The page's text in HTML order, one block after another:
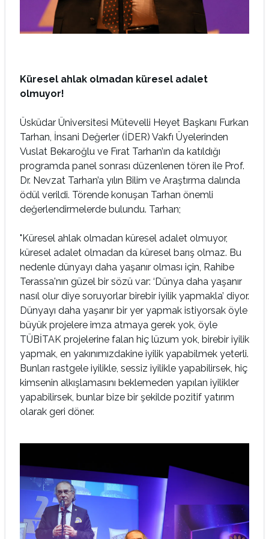
Küresel ahlak olmadan küresel adalet
olmuyor!
Üsküdar Üniversitesi Mütevelli Heyet Başkanı Furkan
Tarhan, İnsani Değerler (İDER) Vakfı Üyelerinden
Vuslat Bekaroğlu ve Fırat Tarhan’ın da katıldığı
programda panel sonrası düzenlenen tören ile Prof.
Dr. Nevzat Tarhan’a yılın Bilim ve Araştırma dalında
ödül verildi. Törende konuşan Tarhan önemli
değerlendirmelerde bulundu. Tarhan;
"Küresel ahlak olmadan küresel adalet olmuyor,
küresel adalet olmadan da küresel barış olmaz. Bu
nedenle dünyayı daha yaşanır olması için, Rahibe
Terassa'nın güzel bir sözü var: ‘Dünya daha yaşanır
nasıl olur diye soruyorlar birebir iyilik yapmakla’ diyor.
Dünyayı daha yaşanır bir yer yapmak istiyorsak öyle
büyük projelere imza atmaya gerek yok, öyle
TÜBİTAK projelerine falan hiç lüzum yok, birebir iyilik
yapmak, en yakınımızdakine iyilik yapabilmek yeterli.
Bunları rastgele iyilikle, sessiz iyilikle yapabilirsek, hiç
kimsenin alkışlamasını beklemeden yapılan iyilikler
yapabilirsek, bunlar bize bir şekilde pozitif yatırım
olarak geri döner.